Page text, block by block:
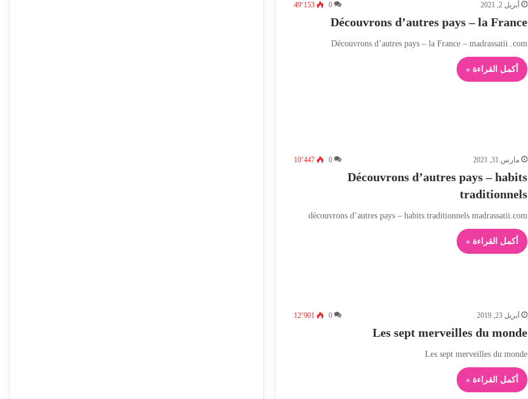
أبريل 2, 2021 0 49٬153
Découvrons d’autres pays – la France
Découvrons d’autres pays – la France – madrassatii .com
أكمل القراءة »
مارس 31, 2021 0 10٬447
Découvrons d’autres pays – habits
traditionnels
découvrons d’autres pays – habits traditionnels madrassatii.com
أكمل القراءة »
أبريل 23, 2019 0 12٬901
Les sept merveilles du monde
Les sept merveilles du monde
أكمل القراءة »